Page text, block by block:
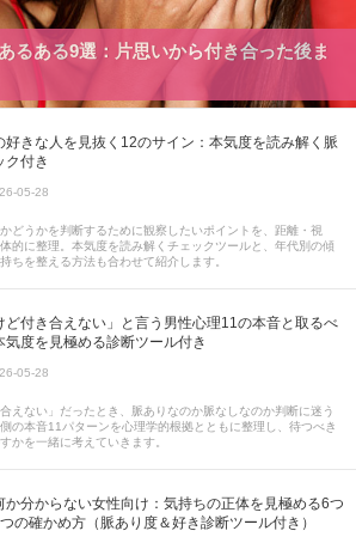
るある9選：片思いから付き合った後ま
好きな人を見抜く12のサイン：本気度を読み解く脈
ク付き
05-28
どうかを判断するために観察したいポイントを、距離・視
的に整理。本気度を読み解くチェックツールと、年代別の傾
ちを整える方法も合わせて紹介します。
ど付き合えない」と言う男性心理11の本音と取るべ
気度を見極める診断ツール付き
05-28
えない」だったとき、脈ありなのか脈なしなのか判断に迷う
の本音11パターンを心理学的根拠とともに整理し、待つべき
かを一緒に考えていきます。
か分からない女性向け：気持ちの正体を見極める6つ
の確かめ方（脈あり度＆好き診断ツール付き）